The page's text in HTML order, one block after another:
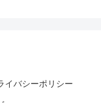
イバシーポリシー